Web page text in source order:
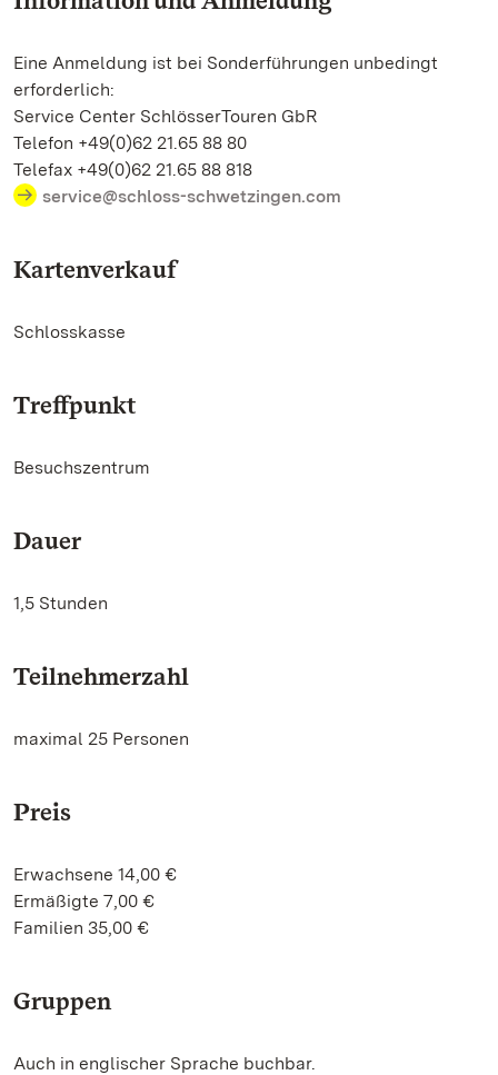
Eine Anmeldung ist bei Sonderführungen unbedingt
erforderlich:
Service Center SchlösserTouren GbR
Telefon +49(0)62 21.65 88 80
Telefax +49(0)62 21.65 88 818
service@schloss-schwetzingen.com
Kartenverkauf
Schlosskasse
Treffpunkt
Besuchszentrum
Dauer
1,5 Stunden
Teilnehmerzahl
maximal 25 Personen
Preis
Erwachsene 14,00 €
Ermäßigte 7,00 €
Familien 35,00 €
Gruppen
Auch in englischer Sprache buchbar.